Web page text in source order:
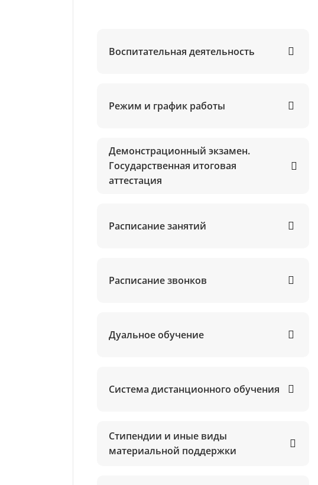
Воспитательная деятельность
Режим и график работы
Демонстрационный экзамен.
Государственная итоговая
аттестация
Расписание занятий
Расписание звонков
Дуальное обучение
Система дистанционного обучения
Стипендии и иные виды
материальной поддержки